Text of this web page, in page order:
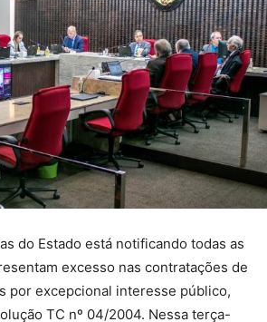
do Estado está notificando todas as
excesso nas contratações de
por excepcional interesse público,
TC nº 04/2004. Nessa terça-